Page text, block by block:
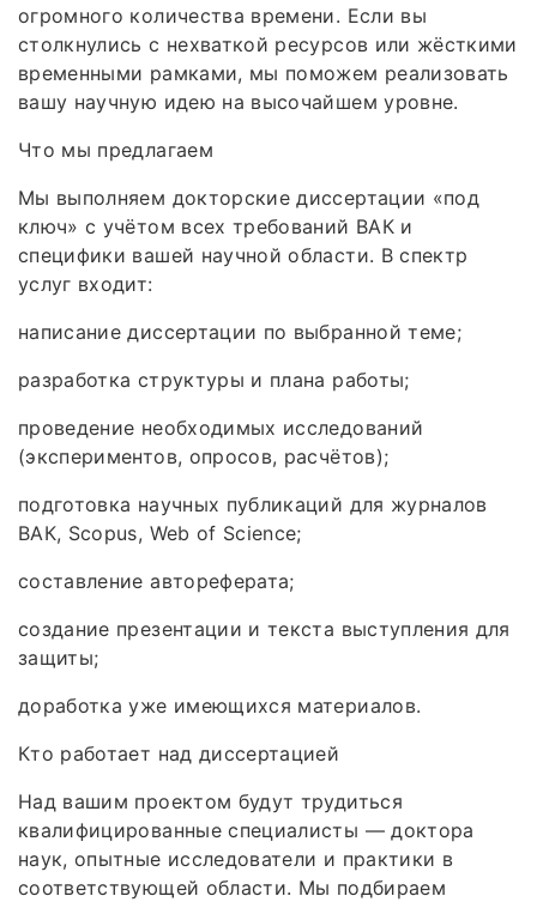
огромного количества времени. Если вы
столкнулись с нехваткой ресурсов или жёсткими
временными рамками, мы поможем реализовать
вашу научную идею на высочайшем уровне.
Что мы предлагаем
Мы выполняем докторские диссертации «под
ключ» с учётом всех требований ВАК и
специфики вашей научной области. В спектр
услуг входит:
написание диссертации по выбранной теме;
разработка структуры и плана работы;
проведение необходимых исследований
(экспериментов, опросов, расчётов);
подготовка научных публикаций для журналов
ВАК, Scopus, Web of Science;
составление автореферата;
создание презентации и текста выступления для
защиты;
доработка уже имеющихся материалов.
Кто работает над диссертацией
Над вашим проектом будут трудиться
квалифицированные специалисты — доктора
наук, опытные исследователи и практики в
соответствующей области. Мы подбираем